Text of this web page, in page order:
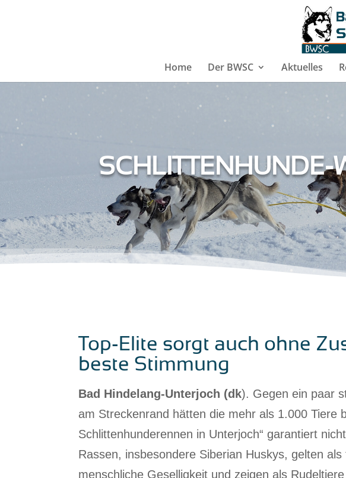
Home Der BWSC Aktuelles
SCHLITTENHUNDE-
Top-Elite sorgt auch ohne
beste Stimmung
Bad Hindelang-Unterjoch (dk). Gegen ein paar
am Streckenrand hätten die mehr als 1.000 Tiere
Schlittenhunderennen in Unterjoch“ garantiert
Rassen, insbesondere Siberian Huskys, gelten
menschliche Geselligkeit und zeigen als